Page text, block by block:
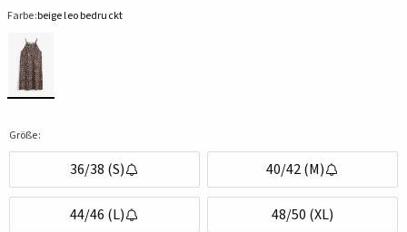
Farbe:beige leo bedruckt
Größe:
36/38 (S) 40/42 (M)
44/46 (L) 48/50 (XL)